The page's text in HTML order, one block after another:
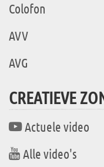
Colofon
AVV
AVG
CREATIEVE
Actuele video
Alle video's